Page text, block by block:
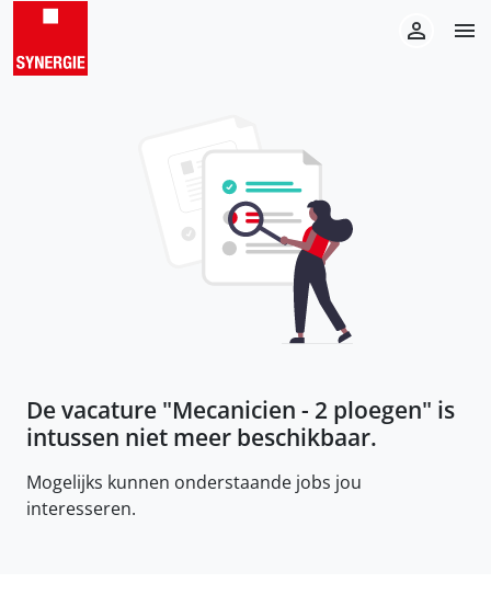
De vacature "Mecanicien - 2 ploegen" is
intussen niet meer beschikbaar.
Mogelijks kunnen onderstaande jobs jou
interesseren.